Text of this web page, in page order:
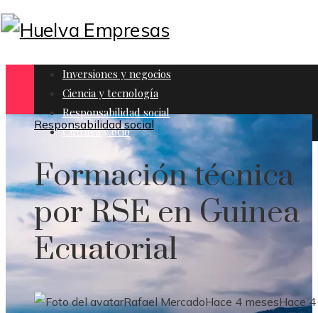
Inversiones y negocios
Ciencia y tecnología
Responsabilidad social
Cultura y ocio
Responsabilidad social
Formación técnica
por RSE en Guinea
Ecuatorial
Rafael MercadoHace 4 mesesHace 4